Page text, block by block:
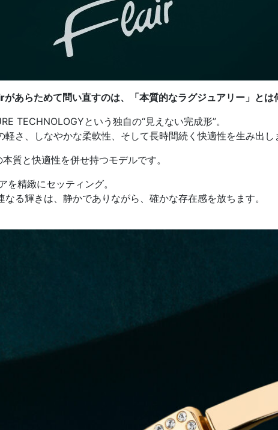
があらためて問い直すのは、「本質的なラグジュアリー」とは
TECHNOLOGYという独自の“見えない完成形”。
さ、しなやかな柔軟性、そして長時間続く快適性を生み出し
質と快適性を併せ持つモデルです。
精緻にセッティング。
る輝きは、静かでありながら、確かな存在感を放ちます。